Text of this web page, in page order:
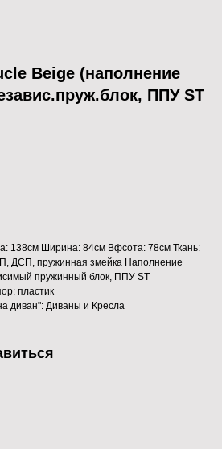
Beige (наполнение
ППУ ST
138см Ширина: 84см Вфсота: 78см Ткань:
ДСП, пружинная змейка Наполнение
пружинный блок, ППУ ST
пластик
диван": Диваны и Кресла